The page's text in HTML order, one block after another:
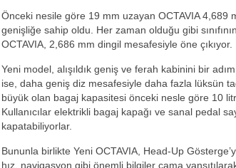
Önceki nesile göre 19 mm uzayan OCTAVIA 4,689
genişliğe sahip oldu. Her zaman olduğu gibi
OCTAVIA, 2,686 mm dingil mesafesiyle öne çıkıyor.
Yeni model, alışıldık geniş ve ferah kabinini bir
ise, daha geniş diz mesafesiyle daha fazla lüksün
büyük olan bagaj kapasitesi önceki nesle göre 10
Kullanıcılar elektrikli bagaj kapağı ve sanal pedal
kapatabiliyorlar.
Bununla birlikte Yeni OCTAVIA, Head-Up
hız, navigasyon gibi önemli bilgiler cama